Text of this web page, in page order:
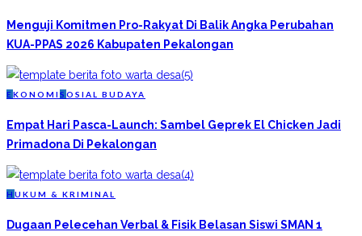
Menguji Komitmen Pro-Rakyat Di Balik Angka Perubahan
KUA-PPAS 2026 Kabupaten Pekalongan
EKONOMI S OSIAL BUDAYA
Empat Hari Pasca-Launch: Sambel Geprek El Chicken Jadi
Primadona Di Pekalongan
H UKUM & KRIMINAL
Dugaan Pelecehan Verbal & Fisik Belasan Siswi SMAN 1